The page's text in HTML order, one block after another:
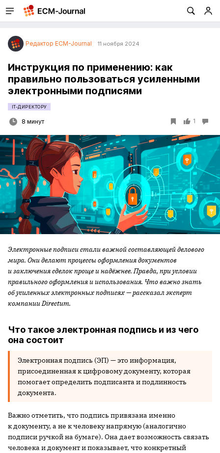
Редактор ECM-Journal 11 ноября 2024
Инструкция по применению: как
правильно пользоваться усиленными
электронными подписями
IT-ДИРЕКТОРУ
8 минут 1
Электронные подписи стали важной составляющей делового
мира. Они делают процессы оформления документов
и заключения сделок проще и надёжнее. Правда, при условии
правильного оформления и использования. Что важно знать
об усиленных электронных подписях — рассказал эксперт
компании Directum.
Что такое электронная подпись и из чего
она состоит
Электронная подпись (ЭП) — это информация,
присоединенная к цифровому документу, которая
помогает определить подписанта и подлинность
документа.
Важно отметить, что подпись привязана именно
к документу, а не к человеку напрямую (аналогично
подписи ручкой на бумаге). Она дает возможность связать
человека и документ и показывает, что конкретный